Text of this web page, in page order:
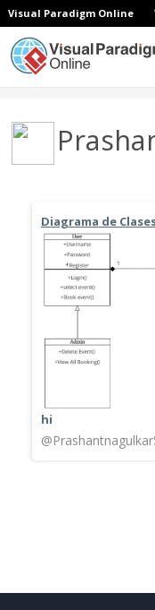
Visual Paradigm Online
Diagrama de
hi